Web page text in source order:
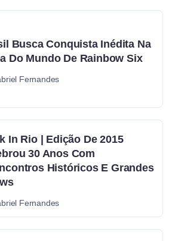
Busca Conquista Inédita Na
Do Mundo De Rainbow Six
Fernandes
In Rio | Edição De 2015
30 Anos Com
Históricos E Grandes
Fernandes